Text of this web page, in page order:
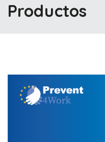
Productos